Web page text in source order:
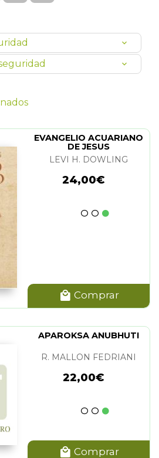
EVANGELIO ACUARIANO
DE JESUS
LEVI H. DOWLING
24,00€
Comprar
APAROKSA ANUBHUTI
R. MALLON FEDRIANI
22,00€
Comprar